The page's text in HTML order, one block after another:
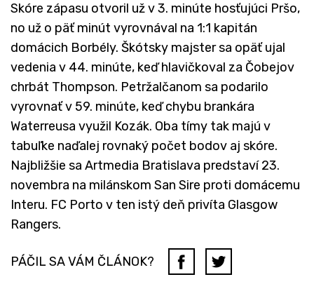
Skóre zápasu otvoril už v 3. minúte hosťujúci Pršo,
no už o päť minút vyrovnával na 1:1 kapitán
domácich Borbély. Škótsky majster sa opäť ujal
vedenia v 44. minúte, keď hlavičkoval za Čobejov
chrbát Thompson. Petržalčanom sa podarilo
vyrovnať v 59. minúte, keď chybu brankára
Waterreusa využil Kozák. Oba tímy tak majú v
tabuľke naďalej rovnaký počet bodov aj skóre.
Najbližšie sa Artmedia Bratislava predstaví 23.
novembra na milánskom San Sire proti domácemu
Interu. FC Porto v ten istý deň privíta Glasgow
Rangers.
PÁČIL SA VÁM ČLÁNOK?